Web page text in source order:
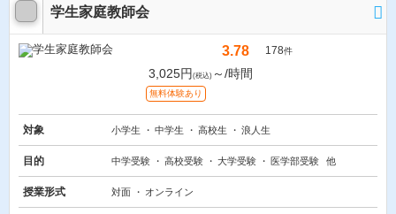
学生家庭教師会
3.78 178件
3,025円 (税込) ～/時間
無料体験あり
対象 小学生 中学生 高校生 浪人生
目的 中学受験 高校受験 大学受験 医学部受験 他
授業形式 対面 オンライン